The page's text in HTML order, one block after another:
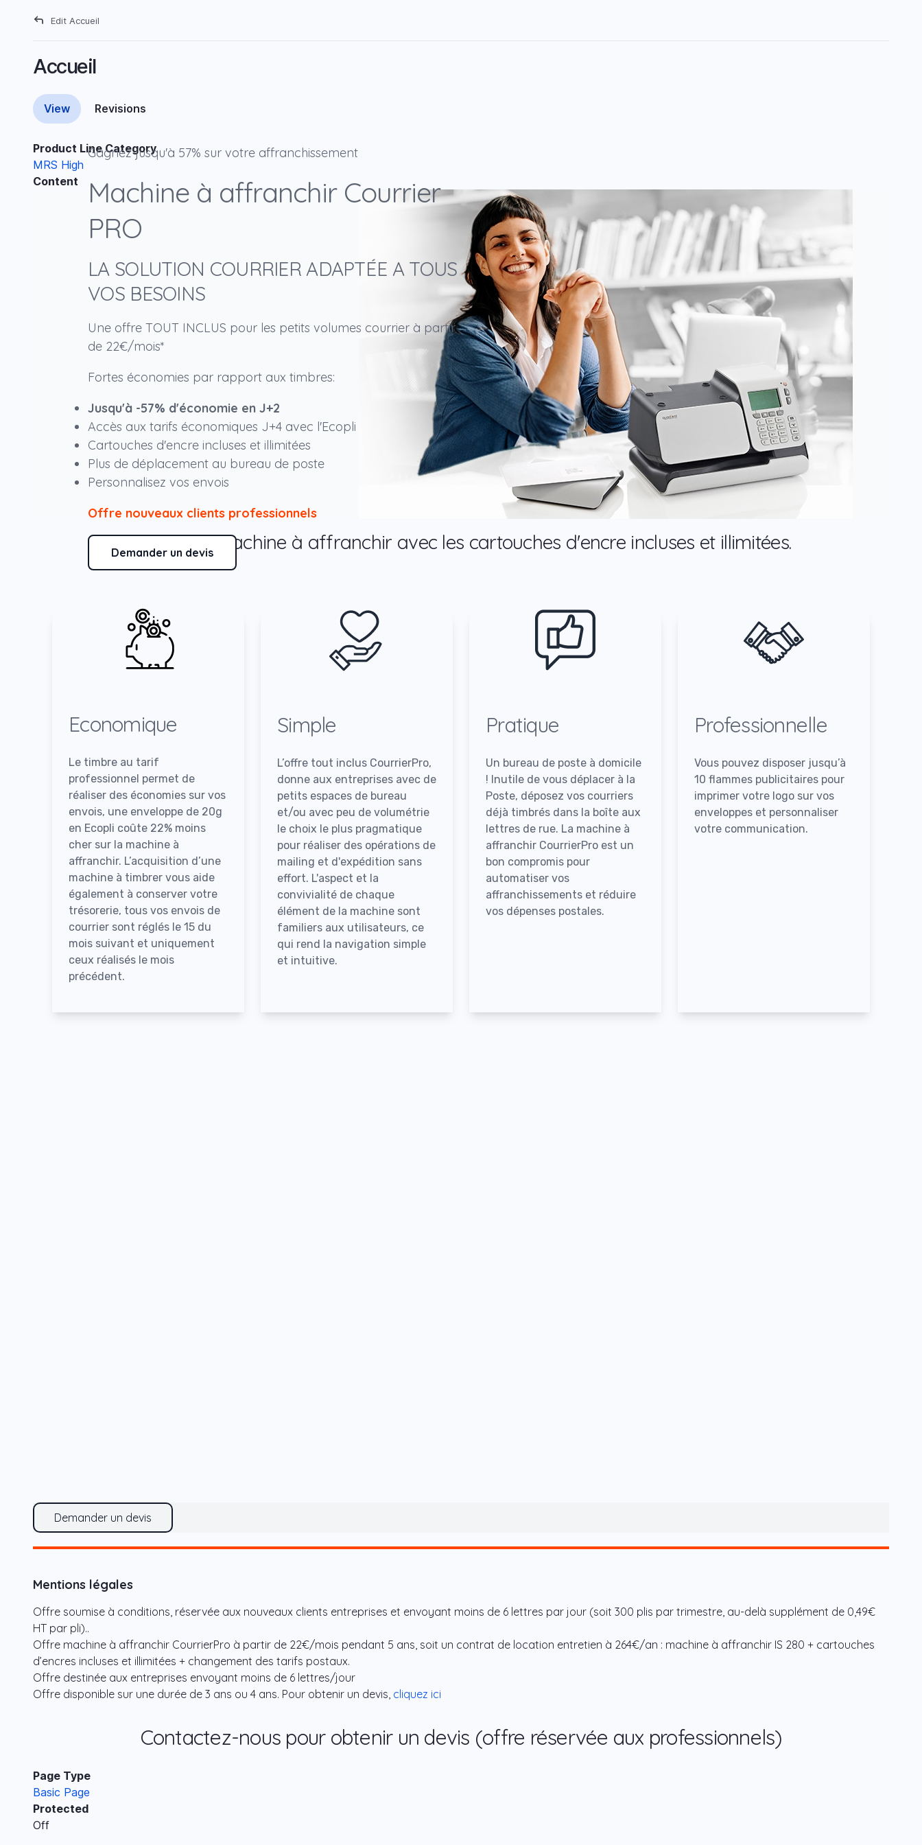
Edit Accueil
Accueil
Primary
tabs
View Revisions
Product Line Category
MRS High
Content
Gagnez jusqu'à 57% sur votre affranchissement
Machine à affranchir Courrier
PRO
LA SOLUTION COURRIER ADAPTÉE A TOUS
VOS BESOINS
Une offre TOUT INCLUS pour les petits volumes courrier à partir
de 22€/mois*
Fortes économies par rapport aux timbres:
Jusqu'à -57% d'économie en J+2
Accès aux tarifs économiques J+4 avec l'Ecopli
Cartouches d'encre incluses et illimitées
Plus de déplacement au bureau de poste
Personnalisez vos envois
Offre nouveaux clients professionnels
Demander un devis
Une offre machine à affranchir avec les cartouches d'encre incluses et illimitées.
Economique
Le timbre au tarif
professionnel permet de
réaliser des économies sur vos
envois, une enveloppe de 20g
en Ecopli coûte 22% moins
cher sur la machine à
affranchir. L’acquisition d’une
machine à timbrer vous aide
également à conserver votre
trésorerie, tous vos envois de
courrier sont réglés le 15 du
mois suivant et uniquement
ceux réalisés le mois
précédent.
Simple
L’offre tout inclus CourrierPro,
donne aux entreprises avec de
petits espaces de bureau
et/ou avec peu de volumétrie
le choix le plus pragmatique
pour réaliser des opérations de
mailing et d'expédition sans
effort. L'aspect et la
convivialité de chaque
élément de la machine sont
familiers aux utilisateurs, ce
qui rend la navigation simple
et intuitive.
Pratique
Un bureau de poste à domicile
! Inutile de vous déplacer à la
Poste, déposez vos courriers
déjà timbrés dans la boîte aux
lettres de rue. La machine à
affranchir CourrierPro est un
bon compromis pour
automatiser vos
affranchissements et réduire
vos dépenses postales.
Professionnelle
Vous pouvez disposer jusqu’à
10 flammes publicitaires pour
imprimer votre logo sur vos
enveloppes et personnaliser
votre communication.
Demander un devis
Mentions légales
Offre soumise à conditions, réservée aux nouveaux clients entreprises et envoyant moins de 6 lettres par jour (soit 300 plis par trimestre, au-delà supplément de 0,49€
HT par pli)..
Offre machine à affranchir CourrierPro à partir de 22€/mois pendant 5 ans, soit un contrat de location entretien à 264€/an : machine à affranchir IS 280 + cartouches
d’encres incluses et illimitées + changement des tarifs postaux.
Offre destinée aux entreprises envoyant moins de 6 lettres/jour
Offre disponible sur une durée de 3 ans ou 4 ans. Pour obtenir un devis, cliquez ici
Contactez-nous pour obtenir un devis (offre réservée aux professionnels)
Page Type
Basic Page
Protected
Off